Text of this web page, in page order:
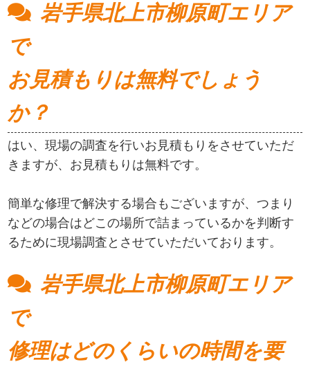
岩手県北上市柳原町エリア
で
お見積もりは無料でしょう
か？
はい、現場の調査を行いお見積もりをさせていただ
きますが、お見積もりは無料です。
簡単な修理で解決する場合もございますが、つまり
などの場合はどこの場所で詰まっているかを判断す
るために現場調査とさせていただいております。
岩手県北上市柳原町エリア
で
修理はどのくらいの時間を要